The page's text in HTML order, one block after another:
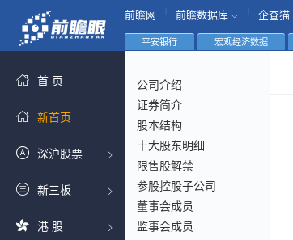
前瞻网 前瞻数据库 企查猫
首 页
新首页
深沪股票
新三板
港 股
平安银行 宏观经济数据
公司介绍
证券简介
股本结构
十大股东明细
限售股解禁
参股控股子公司
董事会成员
监事会成员